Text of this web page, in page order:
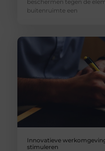
beschermen tegen de
buitenruimte een
Innovatieve
stimuleren